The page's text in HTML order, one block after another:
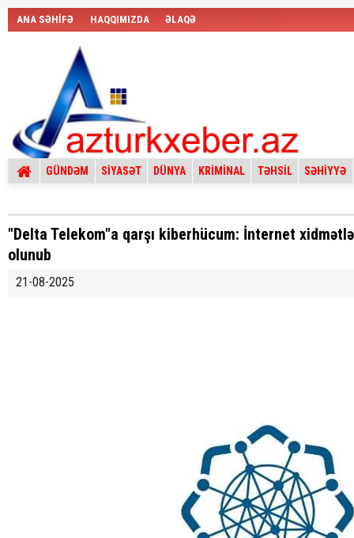
ANA SƏHİFƏ HAQQIMIZDA ƏLAQƏ
GÜNDƏM SİYASƏT DÜNYA KRİMİNAL TƏHSİL SƏHİYYƏ
"Delta Telekom"a qarşı kiberhücum: İnternet
olunub
21-08-2025